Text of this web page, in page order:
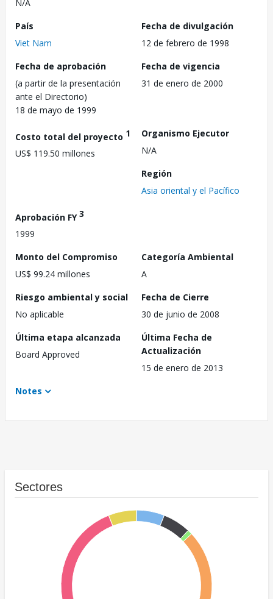
N/A
País
Viet Nam
Fecha de divulgación
12 de febrero de 1998
Fecha de aprobación
(a partir de la presentación
ante el Directorio)
18 de mayo de 1999
Fecha de vigencia
31 de enero de 2000
Costo total del proyecto 1
US$ 119.50 millones
Organismo Ejecutor
N/A
Región
Asia oriental y el Pacífico
Aprobación FY3
1999
Monto del Compromiso
US$ 99.24 millones
Categoría Ambiental
A
Riesgo ambiental y social
No aplicable
Fecha de Cierre
30 de junio de 2008
Última etapa alcanzada
Board Approved
Última Fecha de
Actualización
15 de enero de 2013
Notes
Sectores